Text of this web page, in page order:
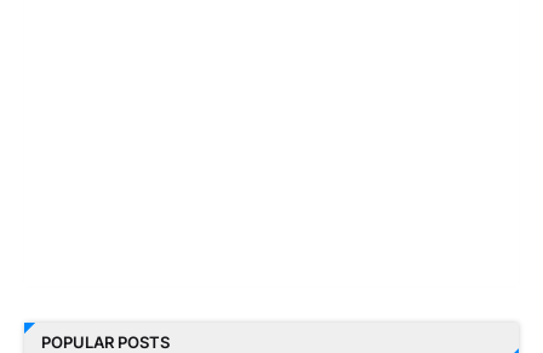
POPULAR POSTS